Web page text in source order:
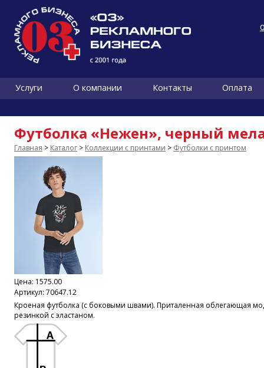
Услуги О компании Контакты Оплата
Футболка «Нежен», черный
Главная > Каталог > Коллекции с принтами > Футболки с принтом
Цена: 1575.00
Артикул: 70647.12
Кроеная футболка (с боковыми швами). Приталенная облегающая
резинкой с эластаном.